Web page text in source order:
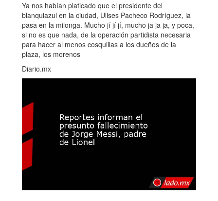
Ya nos habían platicado que el presidente del
blanquiazul en la ciudad, Ulises Pacheco Rodríguez, la
pasa en la milonga. Mucho jí jí jí, mucho ja ja ja, y poca,
si no es que nada, de la operación partidista necesaria
para hacer al menos cosquillas a los dueños de la
plaza, los morenos
Diario.mx